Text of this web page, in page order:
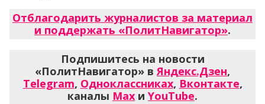
Отблагодарить журналистов за материал
и поддержать «ПолитНавигатор».
Подпишитесь на новости
«ПолитНавигатор» вЯндекс.Дзен,
Telegram, Одноклассниках, Вконтакте,
каналы Max и YouTube.